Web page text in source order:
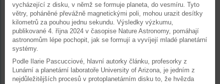
vycházející z disku, v němž se formuje planeta, do vesmíru. Tyto
větry, poháněné převážně magnetickými poli, mohou urazit desítky
kilometrů za pouhou jednu sekundu. Výsledky výzkumu,
publikované 4. října 2024 v časopise Nature Astronomy, pomáhají
astronomům lépe pochopit, jak se formují a vyvíjejí mladé planetární
systémy.
Podle Ilarie Pascucciové, hlavní autorky článku, profesorky z
Lunární a planetární laboratoře University of Arizona, je jedním z
nejdůležitějších procesů v protoplanetárním disku to, že hvězda